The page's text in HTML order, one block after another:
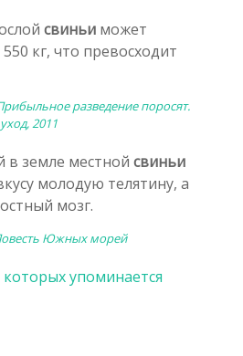
свиньи может
кг, что превосходит
разведение поросят.
2011
в земле местной свиньи
молодую телятину, а
мозг.
Южных морей
упоминается